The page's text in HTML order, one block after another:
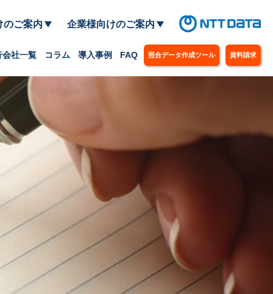
のご案内 企業様向けのご案内
会社一覧 コラム 導入事例 FAQ 照合データ作成ツール 資料請求